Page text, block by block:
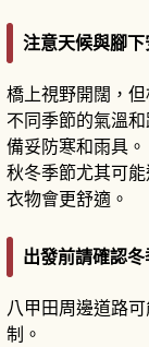
注意天候與腳下
橋上視野開闊，
不同季節的氣溫
備妥防寒和雨具。
秋冬季節尤其可
衣物會更舒適。
出發前請確認
八甲田周邊道路
制。